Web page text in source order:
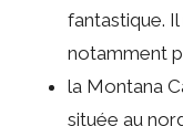
fantastique. Il
notamment
la Montana
située au